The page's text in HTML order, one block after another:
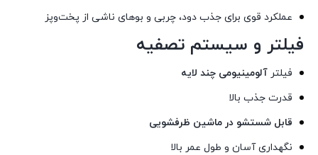
عملکرد قوی برای جذب دود، چربی و بوهای ناشی از پخت‌وپز
فیلتر و سیستم تصفیه
فیلتر آلومینیومی چند لایه
قدرت جذب بالا
قابل شستشو در ماشین ظرفشویی
نگهداری آسان و طول عمر بالا